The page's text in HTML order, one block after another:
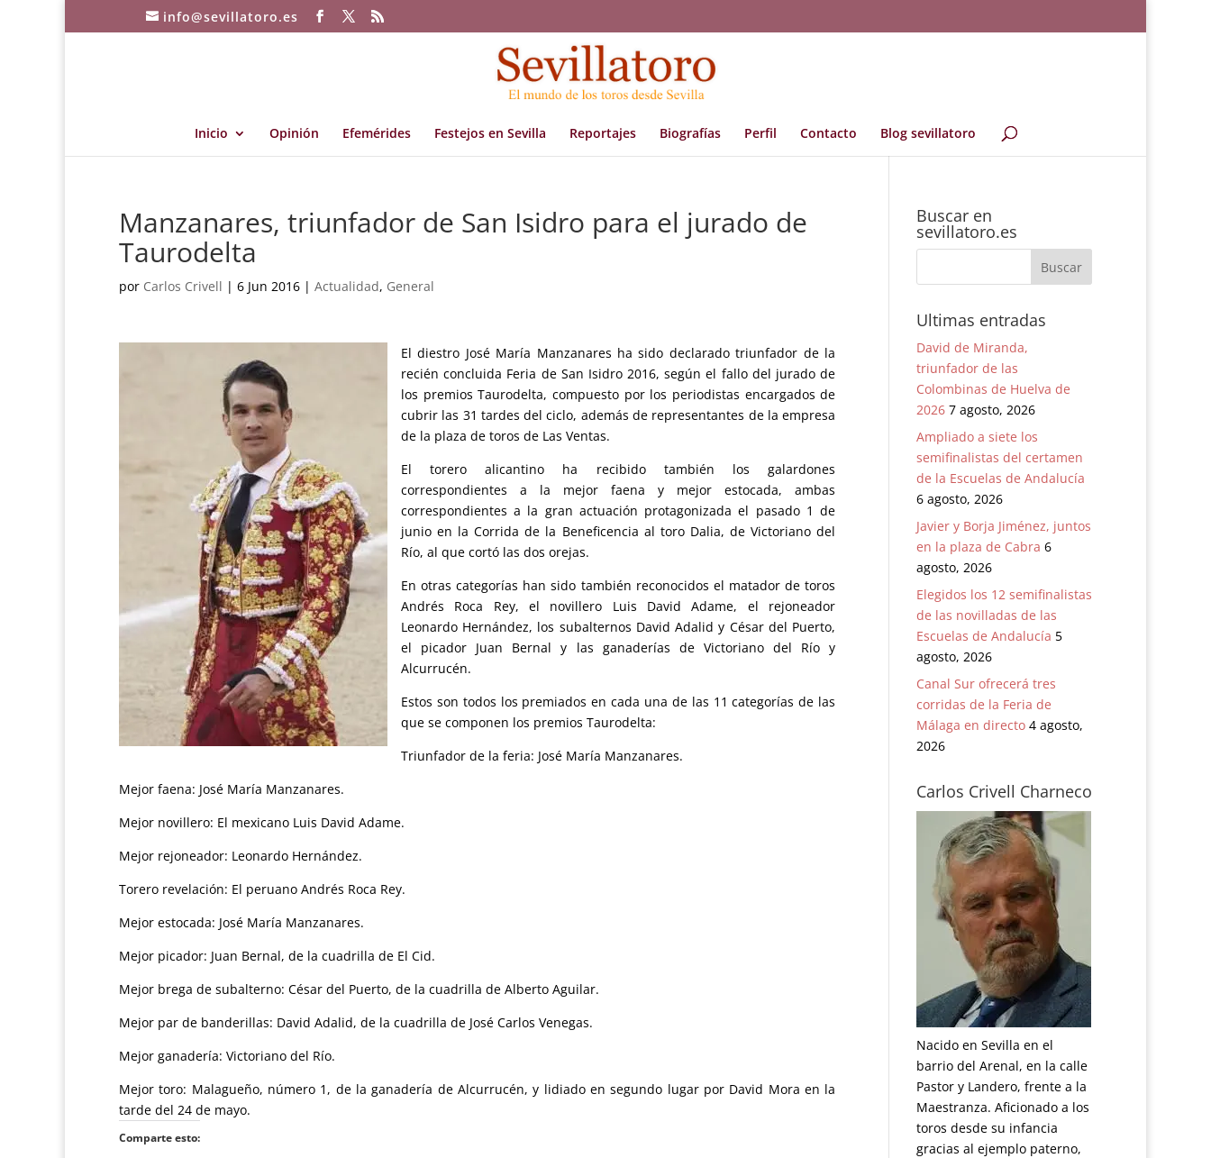
info@sevillatoro.es
Inicio Opinión Efemérides Festejos en Sevilla Reportajes Biografías Perfil Contacto Blog sevillatoro
Manzanares, triunfador de San Isidro para el jurado de
Taurodelta
por Carlos Crivell | 6 Jun 2016 | Actualidad, General
El diestro José María Manzanares ha sido declarado triunfador de la
recién concluida Feria de San Isidro 2016, según el fallo del jurado de
los premios Taurodelta, compuesto por los periodistas encargados de
cubrir las 31 tardes del ciclo, además de representantes de la empresa
de la plaza de toros de Las Ventas.
El torero alicantino ha recibido también los galardones
correspondientes a la mejor faena y mejor estocada, ambas
correspondientes a la gran actuación protagonizada el pasado 1 de
junio en la Corrida de la Beneficencia al toro Dalia, de Victoriano del
Río, al que cortó las dos orejas.
En otras categorías han sido también reconocidos el matador de toros
Andrés Roca Rey, el novillero Luis David Adame, el rejoneador
Leonardo Hernández, los subalternos David Adalid y César del Puerto,
el picador Juan Bernal y las ganaderías de Victoriano del Río y
Alcurrucén.
Estos son todos los premiados en cada una de las 11 categorías de las
que se componen los premios Taurodelta:
Triunfador de la feria: José María Manzanares.
Mejor faena: José María Manzanares.
Mejor novillero: El mexicano Luis David Adame.
Mejor rejoneador: Leonardo Hernández.
Torero revelación: El peruano Andrés Roca Rey.
Mejor estocada: José María Manzanares.
Mejor picador: Juan Bernal, de la cuadrilla de El Cid.
Mejor brega de subalterno: César del Puerto, de la cuadrilla de Alberto Aguilar.
Mejor par de banderillas: David Adalid, de la cuadrilla de José Carlos Venegas.
Mejor ganadería: Victoriano del Río.
Mejor toro: Malagueño, número 1, de la ganadería de Alcurrucén, y lidiado en segundo lugar por David Mora en la
tarde del 24 de mayo.
Comparte esto:
Buscar en
sevillatoro.es
Ultimas entradas
David de Miranda,
triunfador de las
Colombinas de Huelva de
2026 7 agosto, 2026
Ampliado a siete los
semifinalistas del certamen
de la Escuelas de Andalucía
6 agosto, 2026
Javier y Borja Jiménez, juntos
en la plaza de Cabra 6
agosto, 2026
Elegidos los 12 semifinalistas
de las novilladas de las
Escuelas de Andalucía 5
agosto, 2026
Canal Sur ofrecerá tres
corridas de la Feria de
Málaga en directo 4 agosto,
2026
Carlos Crivell Charneco
Nacido en Sevilla en el
barrio del Arenal, en la calle
Pastor y Landero, frente a la
Maestranza. Aficionado a los
toros desde su infancia
gracias al ejemplo paterno,